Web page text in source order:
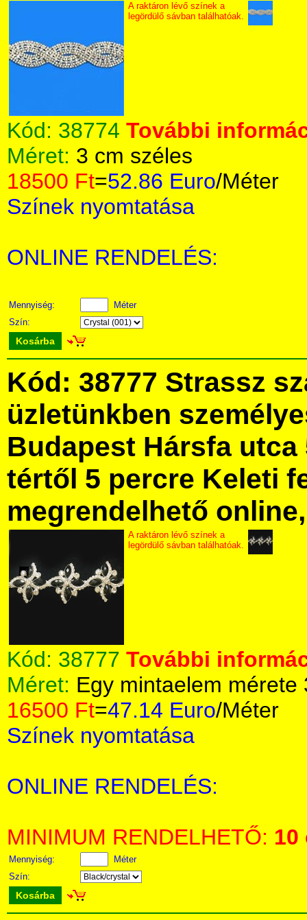
A raktáron lévő színek a
legördülő sávban találhatóak.
Kód: 38774 További
Méret: 3 cm széles
18500 Ft=52.86 Euro/Méter
Színek nyomtatása
ONLINE RENDELÉS:
Mennyiség:
Méter
Szín:
Kosárba
Kód: 38777 Strassz
üzletünkben
Budapest Hársfa utca
tértől 5 percre Keleti
megrendelhető
A raktáron lévő színek a
legördülő sávban találhatóak.
Kód: 38777 További
Méret: Egy mintaelem mérete
16500 Ft=47.14 Euro/Méter
Színek nyomtatása
ONLINE RENDELÉS:
MINIMUM RENDELHETŐ: 10
Mennyiség:
Méter
Szín:
Kosárba